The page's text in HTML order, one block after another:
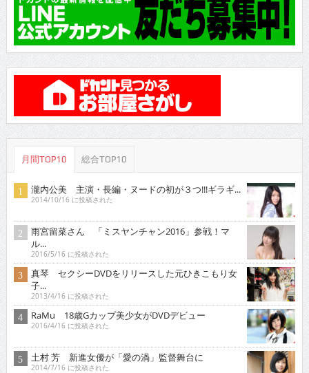
月間TOP10 総合TOP10
瀧内公美 主演・長編・ヌードの初が３つ!!!ギラギ...
2014/10/16 に投稿された
雨宮留菜さん 「ミスヤンチャン2016」参戦！マ
ル...
2016/5/16 に投稿された
真琴 セクシーDVDをリリースした元ひきこもり女
子...
2013/4/16 に投稿された
RaMu 18歳Gカップ美少女がDVDデビュー
2016/4/16 に投稿された
土村 芳 新進女優が「愛の渦」監督舞台に
2014/7/16 に投稿された